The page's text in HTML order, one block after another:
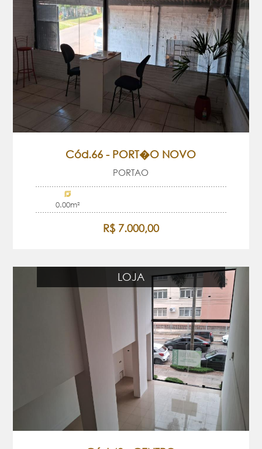
Cód.66 - PORT�O NOVO
PORTAO
0.00m²
R$ 7.000,00
LOJA